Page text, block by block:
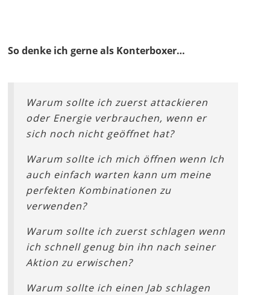
So denke ich gerne als Konterboxer…
Warum sollte ich zuerst attackieren
oder Energie verbrauchen, wenn er
sich noch nicht geöffnet hat?
Warum sollte ich mich öffnen wenn Ich
auch einfach warten kann um meine
perfekten Kombinationen zu
verwenden?
Warum sollte ich zuerst schlagen wenn
ich schnell genug bin ihn nach seiner
Aktion zu erwischen?
Warum sollte ich einen Jab schlagen